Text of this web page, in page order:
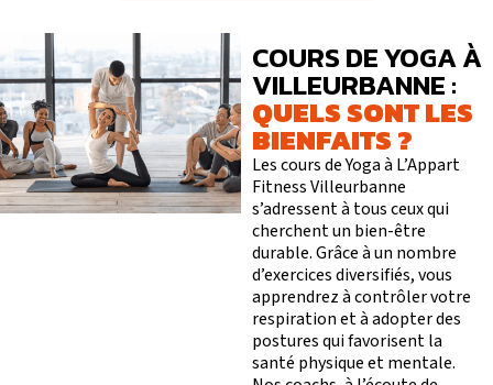
COURS DE YOGA À
VILLEURBANNE :
QUELS SONT LES
BIENFAITS ?
Les cours de Yoga à L’Appart
Fitness Villeurbanne
s’adressent à tous ceux qui
cherchent un bien-être
durable. Grâce à un nombre
d’exercices diversifiés, vous
apprendrez à contrôler votre
respiration et à adopter des
postures qui favorisent la
santé physique et mentale.